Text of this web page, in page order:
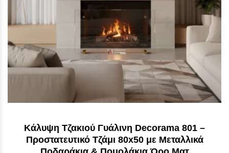
Κάλυψη Τζακιού Γυάλινη Decorama 801 –
Προστατευτικό Τζάμι 80x50 με Μεταλλικά